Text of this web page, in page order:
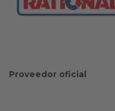
Proveedor oficial